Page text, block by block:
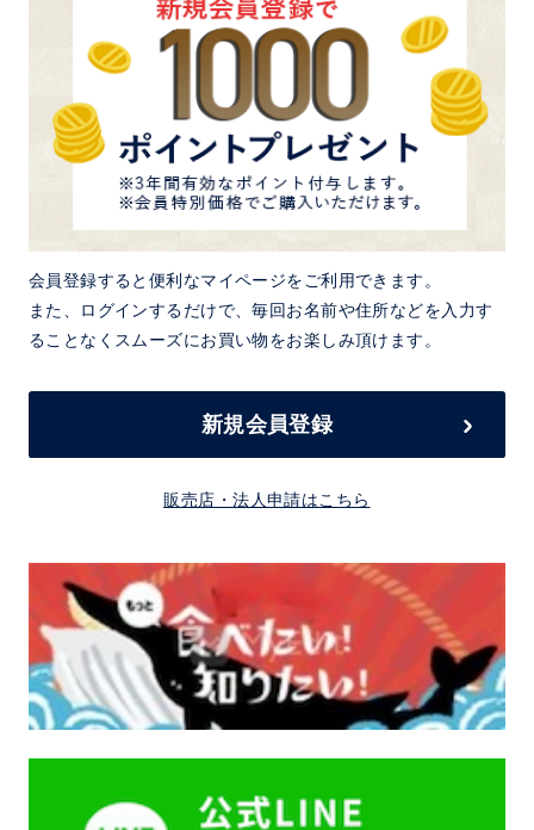
会員登録すると便利なマイページをご利用できます。
また、ログインするだけで、毎回お名前や住所などを入力す
ることなくスムーズにお買い物をお楽しみ頂けます。
新規会員登録
販売店・法人申請はこちら